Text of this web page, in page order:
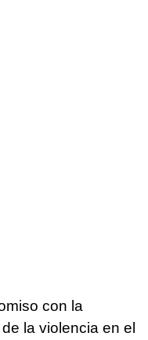
con la
la violencia en el